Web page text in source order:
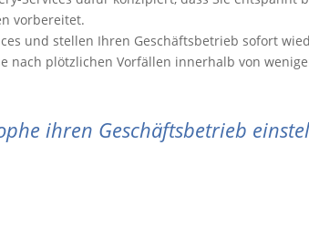
vorbereitet.
und stellen Ihren Geschäftsbetrieb sofort
nach plötzlichen Vorfällen innerhalb von
ihren Geschäftsbetrieb